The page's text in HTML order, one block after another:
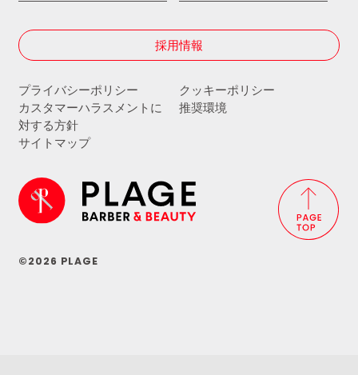
採用情報
プライバシーポリシー
クッキーポリシー
カスタマーハラスメントに
対する方針
推奨環境
サイトマップ
©2026 PLAGE